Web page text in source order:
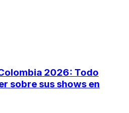
2026: Todo
sobre sus shows en